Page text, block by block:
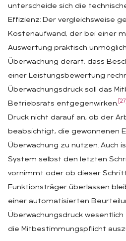
unterscheide sich die
Effizienz: Der vergleichsweise
Kostenaufwand, der bei einer
Auswertung praktisch
Überwachung derart, dass
einer Leistungsbewertung
Überwachungsdruck soll das
Betriebsrats entgegenwirken. [27]
Druck nicht darauf an, ob der
beabsichtigt, die gewonnenen
Überwachung zu nutzen. Auch
System selbst den letzten
vornimmt oder ob dieser
Funktionsträger überlassen
einer automatisierten
Überwachungsdruck
die Mitbestimmungspflicht